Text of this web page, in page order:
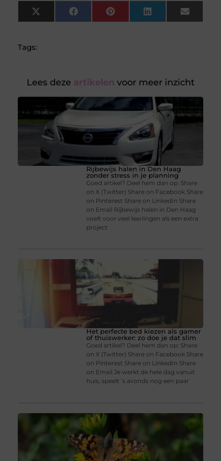
X
(Twitter)
FacebookPinterest LinkedIn Email
Tags:
Lees deze artikelen voor meer inzicht
Rijbewijs halen in Den Haag
zonder stress in je planning
Goed artikel? Deel hem dan op: Share
on X (Twitter) Share on Facebook Share
on Pinterest Share on LinkedIn Share
on Email Rijbewijs halen in Den Haag
voelt voor veel leerlingen als een extra
project
Het perfecte bed kiezen als gamer
of thuiswerker: zo doe je dat slim
Goed artikel? Deel hem dan op: Share
on X (Twitter) Share on Facebook Share
on Pinterest Share on LinkedIn Share
on Email Je werkt de hele dag vanuit
huis, speelt ’s avonds nog een paar